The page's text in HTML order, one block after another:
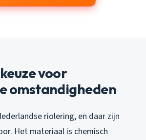
voor
omstandigheden
riolering, en daar zijn
Het materiaal is chemisch